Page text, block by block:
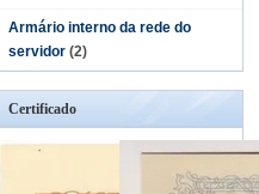
Armário interno da rede do
servidor (2)
Certificado